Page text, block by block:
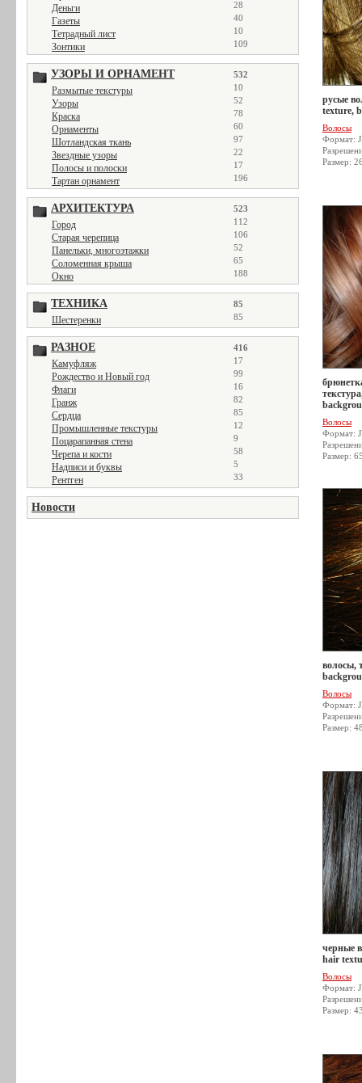
Деньги 28
Газеты 40
Тетрадный лист 10
Зонтики 109
УЗОРЫ И ОРНАМЕНТ 532
Размытые текстуры 10
Узоры 52
Краска 78
Орнаменты 60
Шотландская ткань 97
Звездные узоры 22
Полосы и полоски 17
Тартан орнамент 196
АРХИТЕКТУРА 523
Город 112
Старая черепица 106
Панельки, многоэтажки 52
Соломенная крыша 65
Окно 188
ТЕХНИКА 85
Шестеренки 85
РАЗНОЕ 416
Камуфляж 17
Рождество и Новый год 99
Флаги 16
Гранж 82
Сердца 85
Промышленные текстуры 12
Поцарапанная стена 9
Черепа и кости 58
Надписи и буквы 5
Рентген 33
Новости
русые
texture,
Волосы
Формат:
Размер:
Волосы
Формат:
Размер:
волосы,
Волосы
Формат:
Размер:
черные
hair
Волосы
Формат:
Размер: